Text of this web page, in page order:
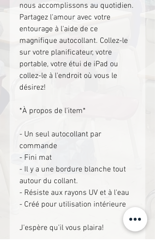
nous accomplissons au quotidien.
Partagez l'amour avec votre
entourage à l'aide de ce
magnifique autocollant. Collez-le
sur votre planificateur, votre
portable, votre étui de iPad ou
collez-le à l'endroit où vous le
désirez!
*À propos de l'item*
- Un seul autocollant par
commande
- Fini mat
- Il y a une bordure blanche tout
autour du collant.
- Résiste aux rayons UV et à l'eau
- Créé pour utilisation intérieure
J'espère qu'il vous plaira!